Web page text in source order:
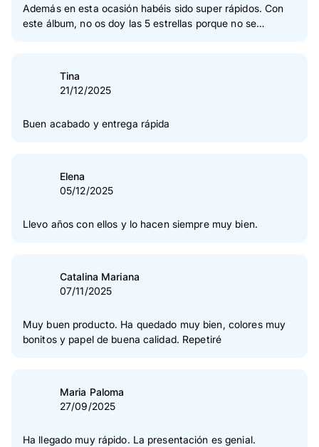
Además en esta ocasión habéis sido super rápidos. Con
este álbum, no os doy las 5 estrellas porque no se
Tina
21/12/2025
Buen acabado y entrega rápida
Elena
05/12/2025
Llevo años con ellos y lo hacen siempre muy bien.
Catalina Mariana
07/11/2025
Muy buen producto. Ha quedado muy bien, colores muy
bonitos y papel de buena calidad. Repetiré
Maria Paloma
27/09/2025
Ha llegado muy rápido. La presentación es genial.